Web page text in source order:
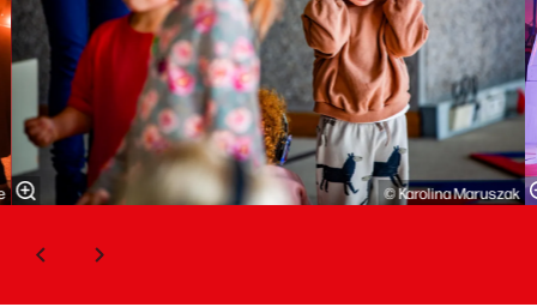
© Karolina Maruszak